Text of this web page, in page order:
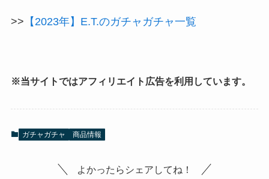
>> 【2023年】E.T.のガチャガチャ一覧
※当サイトではアフィリエイト広告を利用しています。
ガチャガチャ 商品情報
よかったらシェアしてね！